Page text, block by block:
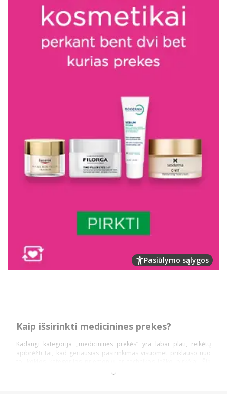
Pasiūlymo sąlygos
Kaip išsirinkti medicinines prekes?
Kadangi kategorija „medicininės prekės“ yra labai plati, reikėtų
apibrėžti tai, kad geriausias pasirinkimas visuomet priklauso nuo